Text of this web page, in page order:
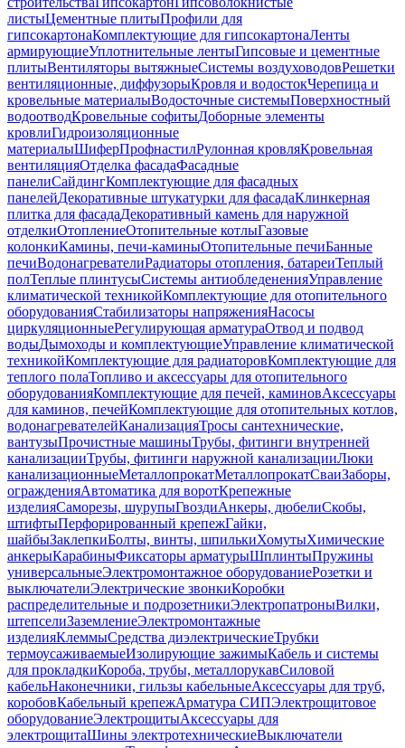
листыЦементные плитыПрофили для
гипсокартонаКомплектующие для гипсокартонаЛенты
армирующиеУплотнительные лентыГипсовые и цементные
плитыВентиляторы вытяжныеСистемы воздуховодовРешетки
вентиляционные, диффузорыКровля и водостокЧерепица и
кровельные материалыВодосточные системыПоверхностный
водоотводКровельные софитыДоборные элементы
кровлиГидроизоляционные
материалыШиферПрофнастилРулонная кровляКровельная
вентиляцияОтделка фасадаФасадные
панелиСайдингКомплектующие для фасадных
панелейДекоративные штукатурки для фасадаКлинкерная
плитка для фасадаДекоративный камень для наружной
отделкиОтоплениеОтопительные котлыГазовые
колонкиКамины, печи-каминыОтопительные печиБанные
печиВодонагревателиРадиаторы отопления, батареиТеплый
полТеплые плинтусыСистемы антиобледененияУправление
климатической техникойКомплектующие для отопительного
оборудованияСтабилизаторы напряженияНасосы
циркуляционныеРегулирующая арматураОтвод и подвод
водыДымоходы и комплектующиеУправление климатической
техникойКомплектующие для радиаторовКомплектующие для
теплого полаТопливо и аксессуары для отопительного
оборудованияКомплектующие для печей, каминовАксессуары
для каминов, печейКомплектующие для отопительных котлов,
водонагревателейКанализацияТросы сантехнические,
вантузыПрочистные машиныТрубы, фитинги внутренней
канализацииТрубы, фитинги наружной канализацииЛюки
канализационныеМеталлопрокатМеталлопрокатСваиЗаборы,
огражденияАвтоматика для воротКрепежные
изделияСаморезы, шурупыГвоздиАнкеры, дюбелиСкобы,
штифтыПерфорированный крепежГайки,
шайбыЗаклепкиБолты, винты, шпилькиХомутыХимические
анкерыКарабиныФиксаторы арматурыШплинтыПружины
универсальныеЭлектромонтажное оборудованиеРозетки и
выключателиЭлектрические звонкиКоробки
распределительные и подрозетникиЭлектропатроныВилки,
штепселиЗаземлениеЭлектромонтажные
изделияКлеммыСредства диэлектрическиеТрубки
термоусаживаемыеИзолирующие зажимыКабель и системы
для прокладкиКороба, трубы, металлорукавСиловой
кабельНаконечники, гильзы кабельныеАксессуары для труб,
коробовКабельный крепежАрматура СИПЭлектрощитовое
оборудованиеЭлектрощитыАксессуары для
электрощитаШины электротехническиеВыключатели